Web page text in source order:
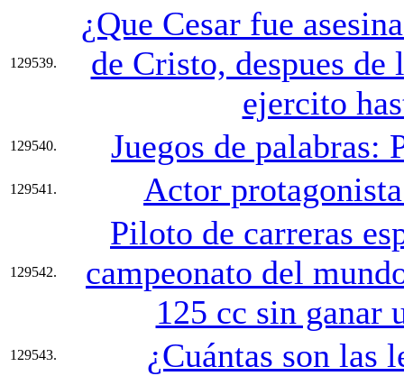
129539.
¿Que Cesar fue
de Cristo, despues
ejercito
129540. Juegos de palabras:
129541. Actor
129542.
Piloto de carreras
campeonato del
125 cc sin ganar
129543. ¿Cuántas son las